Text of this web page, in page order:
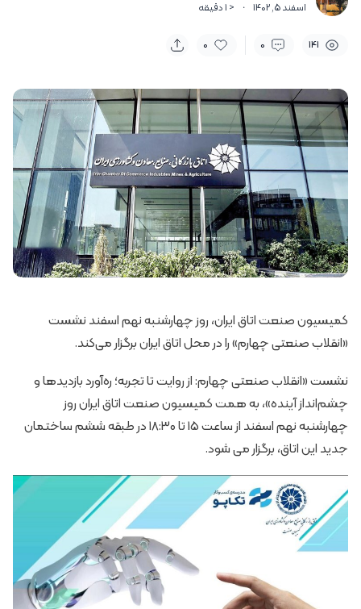
اسفند 5, 1402 ·
< 1 دقیقه
141
0
0
کمیسیون صنعت اتاق ایران، روز چهارشنبه نهم اسفند نشست
«انقلاب صنعتی چهارم» را در محل اتاق ایران برگزار می‌کند.
نشست «انقلاب صنعتی چهارم: از روایت تا تجربه؛ ره‌آورد بازدیدها و
چشم‌انداز آینده»، به همت کمیسیون صنعت اتاق ایران روز
چهارشنبه نهم اسفند از ساعت 15 تا 18:30 در طبقه ششم ساختمان
جدید این اتاق، برگزار می شود.